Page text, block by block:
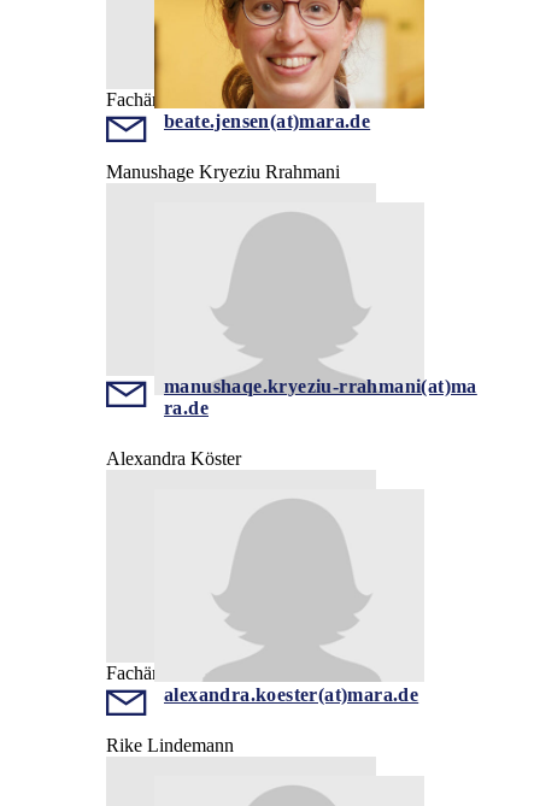
Fachärztin
beate.jensen(at)mara.de
Manushage Kryeziu Rrahmani
manushaqe.kryeziu-rrahmani(at)ma
ra.de
Alexandra Köster
Fachärztin
alexandra.koester(at)mara.de
Rike Lindemann